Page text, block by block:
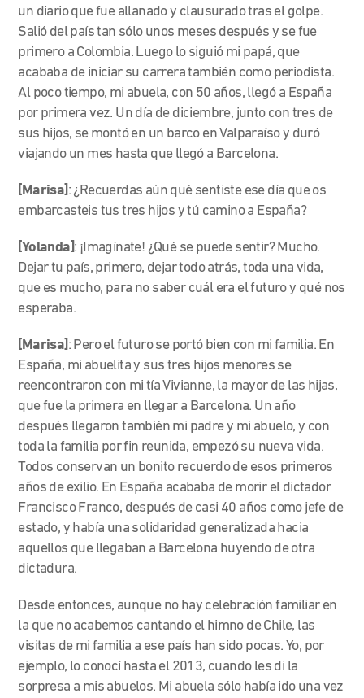
un diario que fue allanado y clausurado tras el golpe.
Salió del país tan sólo unos meses después y se fue
primero a Colombia. Luego lo siguió mi papá, que
acababa de iniciar su carrera también como periodista.
Al poco tiempo, mi abuela, con 50 años, llegó a España
por primera vez. Un día de diciembre, junto con tres de
sus hijos, se montó en un barco en Valparaíso y duró
viajando un mes hasta que llegó a Barcelona.
[Marisa] : ¿Recuerdas aún qué sentiste ese día que os
embarcasteis tus tres hijos y tú camino a España?
[Yolanda]: ¡Imagínate! ¿Qué se puede sentir? Mucho.
Dejar tu país, primero, dejar todo atrás, toda una vida,
que es mucho, para no saber cuál era el futuro y qué nos
esperaba.
[Marisa] : Pero el futuro se portó bien con mi familia. En
España, mi abuelita y sus tres hijos menores se
reencontraron con mi tía Vivianne, la mayor de las hijas,
que fue la primera en llegar a Barcelona. Un año
después llegaron también mi padre y mi abuelo, y con
toda la familia por fin reunida, empezó su nueva vida.
Todos conservan un bonito recuerdo de esos primeros
años de exilio. En España acababa de morir el dictador
Francisco Franco, después de casi 40 años como jefe de
estado, y había una solidaridad generalizada hacia
aquellos que llegaban a Barcelona huyendo de otra
dictadura.
Desde entonces, aunque no hay celebración familiar en
la que no acabemos cantando el himno de Chile, las
visitas de mi familia a ese país han sido pocas. Yo, por
ejemplo, lo conocí hasta el 2013, cuando les di la
sorpresa a mis abuelos. Mi abuela sólo había ido una vez